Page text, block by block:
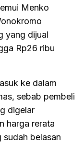
Menko
yang dijual
Rp26 ribu
ke dalam
sebab pembeli
digelar
harga rerata
sudah belasan